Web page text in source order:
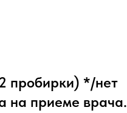
пробирки) */нет
на приеме врача.